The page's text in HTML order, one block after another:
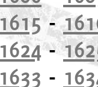
1615-
1624-
1633 -